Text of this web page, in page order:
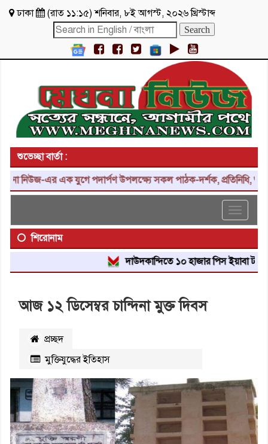
ঢাকা (রাত ১১:১৫)শনিবার, ৮ই আগস্ট, ২০২৬ খ্রিস্টাব্দ
শুভেচ্ছা বার্তা :
এর এক যুগে পদার্পণ উপলক্ষ্যে সকল পাঠক-দর্শক, প্রতিনিধি,
Toggle
শিরোনাম
দাউদকান্দিতে ১০ হাজার পিস ইয়াবা ট্যাবলেট
আজ ১২ ডিসেম্বর চান্দিনা মুক্ত দিবস
প্রচ্ছদ
মুক্তিযুদ্ধের ইতিহাস